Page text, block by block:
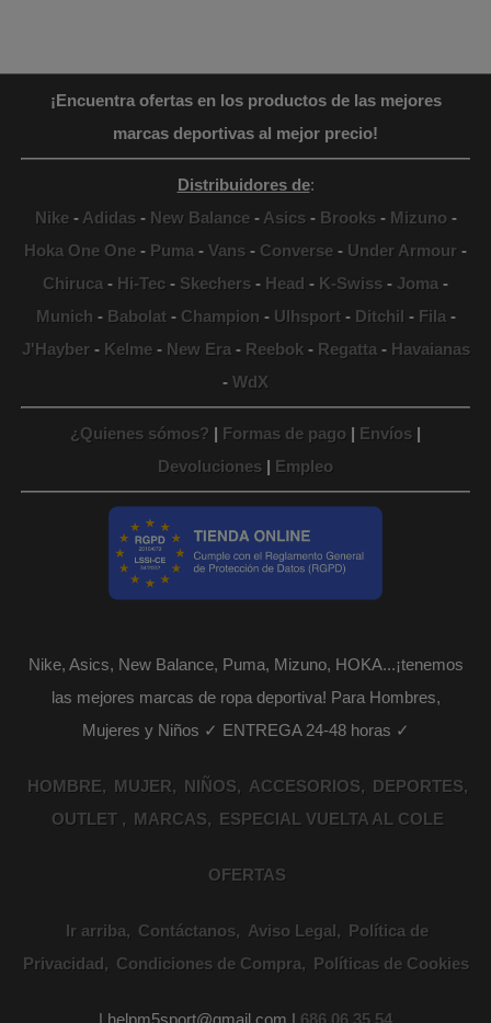
¡Encuentra ofertas en los productos de las mejores
marcas deportivas al mejor precio!
Distribuidores de:
Nike- Adidas- New Balance- Asics- Brooks- Mizuno-
Hoka One One - Puma - Vans - Converse - Under Armour -
Chiruca - Hi-Tec - Skechers - Head - K-Swiss - Joma -
Munich - Babolat- Champion - Ulhsport- Ditchil - Fila -
J'Hayber- Kelme- New Era - Reebok- Regatta - Havaianas
- WdX
¿Quienes sómos? | Formas de pago | Envíos |
Devoluciones | Empleo
Nike, Asics, New Balance, Puma, Mizuno, HOKA...¡tenemos
las mejores marcas de ropa deportiva! Para Hombres,
Mujeres y Niños ✓ ENTREGA 24-48 horas ✓
HOMBRE MUJER NIÑOS ACCESORIOS
DEPORTES
OUTLET
MARCAS ESPECIAL VUELTA AL COLE
OFERTAS
Ir arriba Contáctanos Aviso Legal
Política de
Privacidad
Condiciones de Compra Políticas de Cookies
| helpm5sport@gmail.com | 686 06 35 54